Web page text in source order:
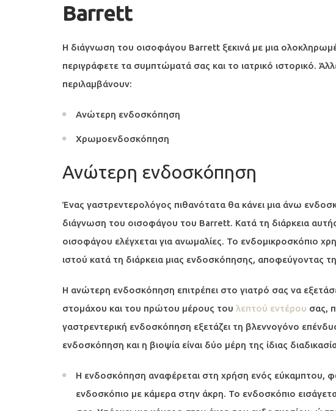
Barrett
Η διάγνωση του οισοφάγου Barrett ξεκινά με μια
περιγράφετε τα συμπτώματά σας και το ιατρικό ιστορικό.
περιλαμβάνουν:
Ανώτερη ενδοσκόπηση
Χρωμοενδοσκόπηση
Ανώτερη ενδοσκόπηση
Ένας γαστρεντερολόγος πιθανότατα θα κάνει μια άνω
διάγνωση του οισοφάγου του Barrett. Κατά τη διάρκεια
οισοφάγου ελέγχεται για ανωμαλίες. Το ενδομικροσκόπιο
ιστού κατά τη διάρκεια μιας ενδοσκόπησης, αποφεύγοντας
Η ανώτερη ενδοσκόπηση επιτρέπει στο γιατρό σας να
στομάχου και του πρώτου μέρους του λεπτού εντέρου σας,
γαστρεντερική ενδοσκόπηση εξετάζει τη βλεννογόνο
ενδοσκόπηση και η βιοψία είναι δύο μέρη της ίδιας
Η ενδοσκόπηση αναφέρεται στη χρήση ενός εύκαμπτου,
ενδοσκόπιο με κάμερα στην άκρη. Το ενδοσκόπιο